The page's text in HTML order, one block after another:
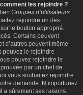
les rejoindre ?
Groupes d’utilisateurs
rejoindre un des
le bouton approprié.
Certains peuvent
d’autres peuvent même
pouvez le rejoindre
pouvez rejoindre le
par un chef de
vous souhaitez rejoindre
demande. N’importunez
a sûrement ses raisons.